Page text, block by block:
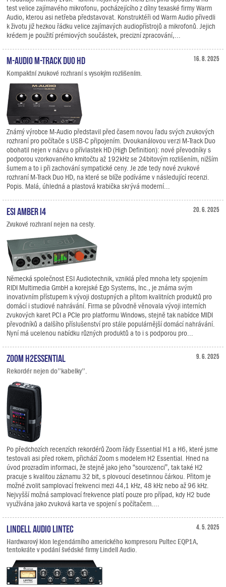
test velice zajímavého mikrofonu, pocházejícího z dílny texaské firmy Warm
Audio, kterou asi netřeba představovat. Konstruktéři od Warm Audio přivedli
k životu již hezkou řádku velice zajímavých audiopřístrojů a mikrofonů. Jejich
krédem je použití prémiových součástek, precizní zpracování,...
16. 8. 2025
M-Audio M-Track Duo HD
Kompaktní zvukové rozhraní s vysokým rozlišením.
Známý výrobce M-Audio představil před časem novou řadu svých zvukových
rozhraní pro počítače s USB-C připojením. Dvoukanálovou verzi M-Track Duo
obohatil nejen v názvu o přívlastek HD (High Definition): nové převodníky s
podporou vzorkovaného kmitočtu až 192kHz se 24bitovým rozlišením, nižším
šumem a to i při zachování sympatické ceny. Je zde tedy nové zvukové
rozhraní M-Track Duo HD, na které se blíže podíváme v následující recenzi.
Popis. Malá, úhledná a plastová krabička skrývá moderní...
20. 6. 2025
ESI Amber i4
Zvukové rozhraní nejen na cesty.
Německá společnost ESI Audiotechnik, vzniklá před mnoha lety spojením
RIDI Multimedia GmbH a korejské Ego Systems, Inc., je známa svým
inovativním přístupem k vývoji dostupných a přitom kvalitních produktů pro
domácí i studiové nahrávání. Firma se původně věnovala vývoji interních
zvukových karet PCI a PCIe pro platformu Windows, stejně tak nabídce MIDI
převodníků a dalšího příslušenství pro stále populárnější domácí nahrávání.
Nyní má ucelenou nabídku různých produktů a to i s podporou pro...
9. 6. 2025
Zoom H2essential
Rekordér nejen do”kabelky”.
Po předchozích recenzích rekordérů Zoom řády Essential H1 a H6, které jsme
testovali asi před rokem, přichází Zoom s modelem H2 Essential. Hned na
úvod prozradím informaci, že stejně jako jeho “sourozenci”, tak také H2
pracuje s kvalitou záznamu 32 bit, s plovoucí desetinnou čárkou. Přitom je
možné zvolit samplovací frekvenci mezi 44,1 kHz, 48 kHz nebo až 96 kHz.
Nejvyšší možná samplovací frekvence platí pouze pro případ, kdy H2 bude
využívána jako zvuková karta ve spojení s počítačem....
4. 5. 2025
Lindell Audio LiNTEC
Hardwarový klon legendárního amerického kompresoru Pultec EQP1A,
tentokráte v podání švédské firmy Lindell Audio.